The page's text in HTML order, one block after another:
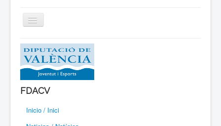
Cambiar
navegación
Aeromodelismo / Aeromodelisme
Ala Delta
Paracaidismo / Paracaigudisme
Parapente / Parapent
FDACV
Inicio / Inici